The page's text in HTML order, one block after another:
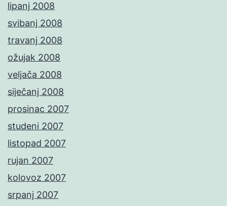
lipanj 2008
svibanj 2008
travanj 2008
ožujak 2008
veljača 2008
siječanj 2008
prosinac 2007
studeni 2007
listopad 2007
rujan 2007
kolovoz 2007
srpanj 2007